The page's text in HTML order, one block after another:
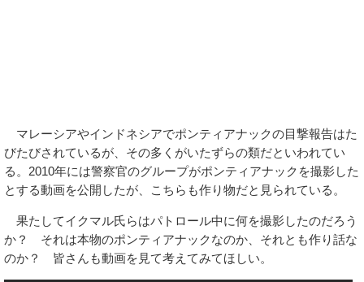
マレーシアやインドネシアでポンティアナックの目撃報告はた
びたびされているが、その多くがいたずらの類だといわれてい
る。2010年には警察官のグループがポンティアナックを撮影した
とする動画を公開したが、こちらも作り物だと見られている。
果たしてイクマル氏らはパトロール中に何を撮影したのだろう
か？ それは本物のポンティアナックなのか、それとも作り話な
のか？ 皆さんも動画を見て考えてみてほしい。